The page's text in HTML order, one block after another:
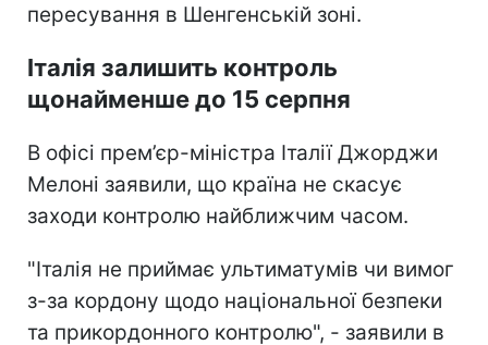
пересування в Шенгенській зоні.
Італія залишить контроль
щонайменше до 15 серпня
В офісі прем’єр-міністра Італії Джорджи
Мелоні заявили, що країна не скасує
заходи контролю найближчим часом.
"Італія не приймає ультиматумів чи вимог
з-за кордону щодо національної безпеки
та прикордонного контролю", - заявили в